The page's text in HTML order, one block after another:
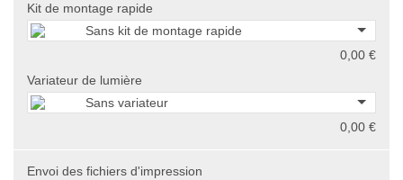
Kit de montage rapide
Sans kit de montage rapide
0,00 €
Variateur de lumière
Sans variateur
0,00 €
Envoi des fichiers d'impression